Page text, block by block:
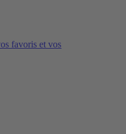
favoris et vos